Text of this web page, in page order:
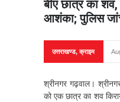
बीए छात्र का
आशंका; पुलिस
उत्तराखण्ड,क्राइम
श्रीनगर गढ़वाल।
को एक छात्र का शव